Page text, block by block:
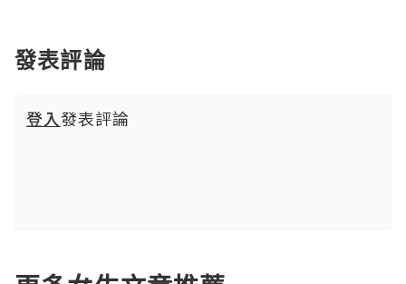
發表評論
登入發表評論